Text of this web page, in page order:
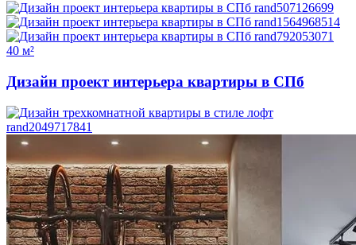
40 м²
Дизайн проект интерьера квартиры в СПб